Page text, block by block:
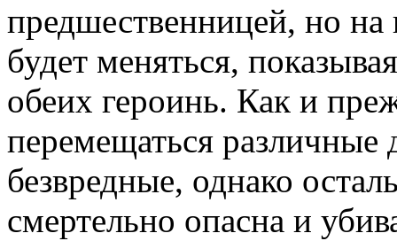
предшественницей, но на
будет меняться,
обеих героинь. Как и
перемещаться
безвредные, однако
смертельно опасна и